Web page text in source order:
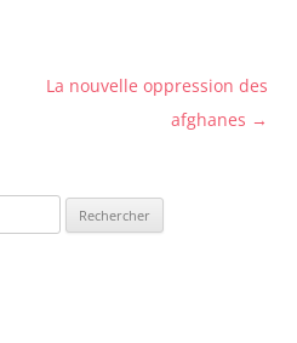
La nouvelle oppression des
afghanes →